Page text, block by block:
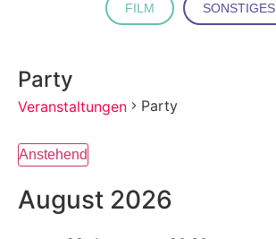
FILM SONSTIGES
Party
Veranstaltungen Party
Anstehend
Datum
wählen.
August 2026